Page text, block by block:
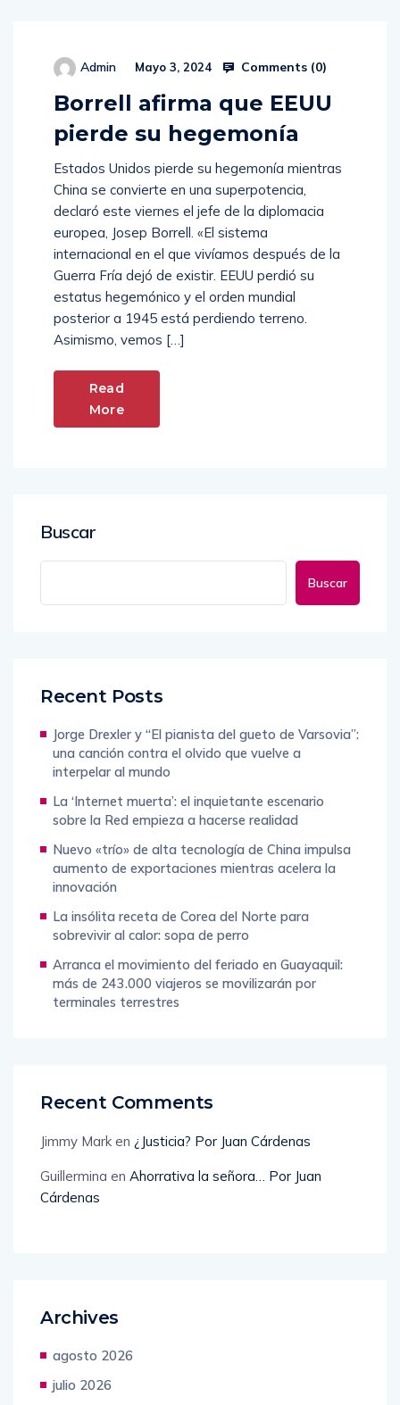
Admin Mayo 3, 2024 Comments (0)
Borrell afirma que EEUU
pierde su hegemonía
Estados Unidos pierde su hegemonía mientras
China se convierte en una superpotencia,
declaró este viernes el jefe de la diplomacia
europea, Josep Borrell. «El sistema
internacional en el que vivíamos después de la
Guerra Fría dejó de existir. EEUU perdió su
estatus hegemónico y el orden mundial
posterior a 1945 está perdiendo terreno.
Asimismo, vemos […]
Read
More
Buscar
Buscar
Recent Posts
Jorge Drexler y “El pianista del gueto de Varsovia”:
una canción contra el olvido que vuelve a
interpelar al mundo
La ‘Internet muerta’: el inquietante escenario
sobre la Red empieza a hacerse realidad
Nuevo «trío» de alta tecnología de China impulsa
aumento de exportaciones mientras acelera la
innovación
La insólita receta de Corea del Norte para
sobrevivir al calor: sopa de perro
Arranca el movimiento del feriado en Guayaquil:
más de 243.000 viajeros se movilizarán por
terminales terrestres
Recent Comments
Jimmy Mark en ¿Justicia? Por Juan Cárdenas
Guillermina en Ahorrativa la señora… Por Juan
Cárdenas
Archives
agosto 2026
julio 2026